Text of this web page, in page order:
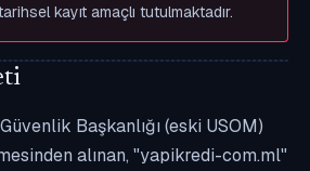
kayıt amaçlı tutulmaktadır.
Başkanlığı (eski USOM)
alınan, "yapikredi-com.ml"